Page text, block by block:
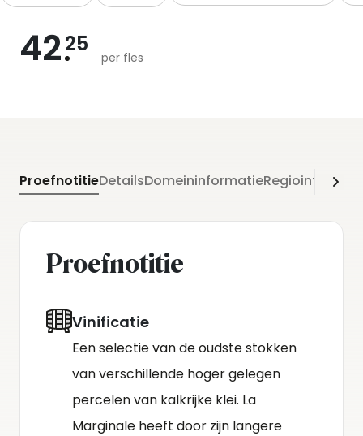
4225
per fles
ProefnotitieDetailsDomeininformatie
Proefnotitie
Vinificatie
Een selectie van de oudste stokken
van verschillende hoger gelegen
percelen van kalkrijke klei. La
Marginale heeft door zijn langere